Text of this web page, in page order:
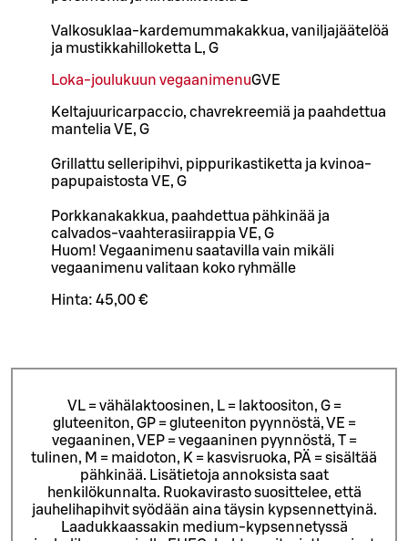
Valkosuklaa-kardemummakakkua, vaniljajäätelöä
ja mustikkahilloketta L, G
Loka-joulukuun vegaanimenuGVE
Keltajuuricarpaccio, chavrekreemiä ja paahdettua
mantelia VE, G
Grillattu selleripihvi, pippurikastiketta ja kvinoa-
papupaistosta VE, G
Porkkanakakkua, paahdettua pähkinää ja
calvados-vaahterasiirappia VE, G
Huom! Vegaanimenu saatavilla vain mikäli
vegaanimenu valitaan koko ryhmälle
Hinta: 45,00 €
VL = vähälaktoosinen, L = laktoositon, G =
gluteeniton, GP = gluteeniton pyynnöstä, VE =
vegaaninen, VEP = vegaaninen pyynnöstä, T =
tulinen, M = maidoton, K = kasvisruoka, PÄ = sisältää
pähkinää. Lisätietoja annoksista saat
henkilökunnalta. Ruokavirasto suosittelee, että
jauhelihapihvit syödään aina täysin kypsennettyinä.
Laadukkaassakin medium-kypsennetyssä